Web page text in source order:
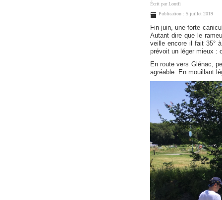
Écrit parLoutfi
Publication : 5 juillet 2019
Fin juin, une forte
Autant dire que le
veille encore il fait 35°
prévoit un léger mieux :
En route vers Glénac,
agréable. En mouillant